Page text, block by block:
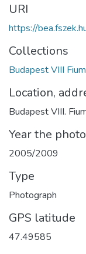
URI
https://
Collections
Budapest VIII
Location,
Budapest VIII.
Year the
2005/2009
Type
Photograph
GPS latitude
47.49585